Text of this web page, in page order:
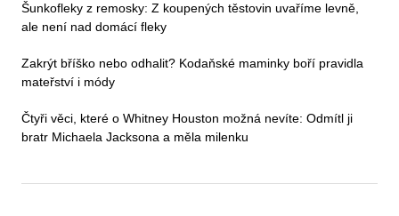
Šunkofleky z remosky: Z koupených těstovin uvaříme levně,
ale není nad domácí fleky
Zakrýt bříško nebo odhalit? Kodaňské maminky boří pravidla
mateřství i módy
Čtyři věci, které o Whitney Houston možná nevíte: Odmítl ji
bratr Michaela Jacksona a měla milenku